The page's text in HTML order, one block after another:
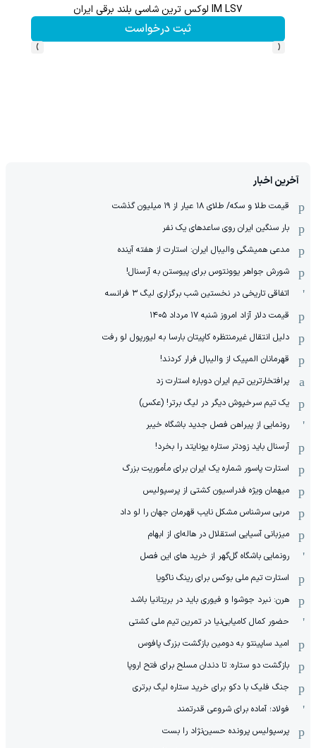
ثبت درخواست
‹
›
آخرین اخبار
قیمت طلا و سکه/ طلای ۱۸ عیار از ۱۹ میلیون گذشت
بار سنگین ایران روی ساعدهای یک نفر
مدعی همیشگی والیبال ایران: استارت از هفته آینده
شورش جواهر یوونتوس برای پیوستن به آرسنال!
اتفاقی تاریخی در نخستین شب برگزاری لیگ ۳ فرانسه
قیمت دلار آزاد امروز شنبه ۱۷ مرداد ۱۴۰۵
دلیل انتقال غیرمنتظره کاپیتان بارسا به لیورپول لو رفت
قهرمانان المپیک از والیبال فرار کردند!
پرافتخارترین تیم ایران دوباره استارت زد
یک تیم سرخپوش دیگر در لیگ برتر! (عکس)
رونمایی از پیراهن فصل جدید باشگاه خیبر
آرسنال باید زودتر ستاره یونایتد را بخرد!
استارت پاسور شماره یک ایران برای مأموریت بزرگ
میهمان ویژه فدراسیون کشتی از پرسپولیس
مربی سرشناس مشکل نایب قهرمان جهان را لو داد
میزبانی آسیایی استقلال در هاله‌ای از ابهام
رونمایی باشگاه گل‌گهر از خرید های این فصل
استارت تیم ملی بوکس برای رینگ ناگویا
هرن: نبرد جوشوا و فیوری باید در بریتانیا باشد
حضور کمال کامیابی‌نیا در تمرین تیم ملی کشتی
امید ساپینتو به دومین بازگشت بزرگ پافوس
بازگشت دو ستاره: تا دندان مسلح برای فتح اروپا
جنگ فلیک با دکو برای خرید ستاره لیگ برتری
فولاد؛ آماده برای شروعی قدرتمند
پرسپولیس پرونده حسین‌نژاد را بست